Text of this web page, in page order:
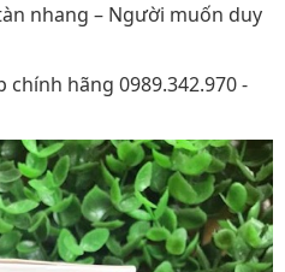
nhang – Người muốn duy
chính hãng 0989.342.970 -